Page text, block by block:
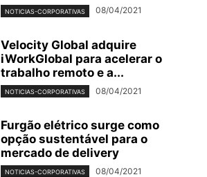
NOTICIAS-CORPORATIVAS 08/04/2021
Velocity Global adquire
iWorkGlobal para acelerar o
trabalho remoto e a...
NOTICIAS-CORPORATIVAS 08/04/2021
Furgão elétrico surge como
opção sustentável para o
mercado de delivery
NOTICIAS-CORPORATIVAS 08/04/2021